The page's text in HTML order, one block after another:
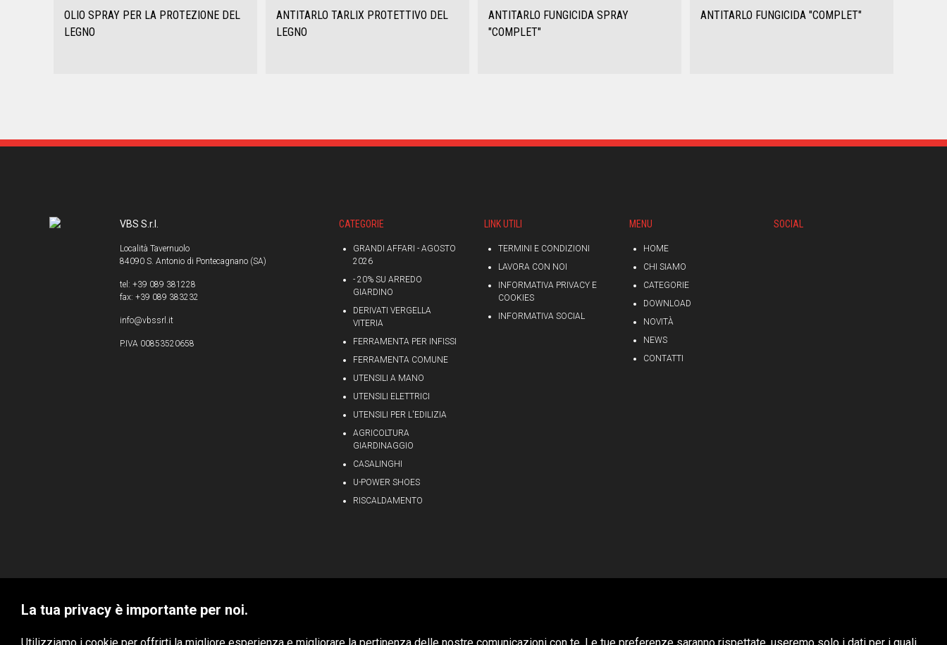
OLIO SPRAY PER LA PROTEZIONE DEL
LEGNO
ANTITARLO TARLIX PROTETTIVO DEL
LEGNO
ANTITARLO FUNGICIDA SPRAY
"COMPLET"
ANTITARLO FUNGICIDA "COMPLET"
VBS S.r.l.
Località Tavernuolo
84090 S. Antonio di Pontecagnano (SA)
tel: +39 089 381228
fax: +39 089 383232
info@vbssrl.it
P.IVA 00853520658
CATEGORIE
GRANDI AFFARI - AGOSTO
2026
- 20% SU ARREDO
GIARDINO
DERIVATI VERGELLA
VITERIA
FERRAMENTA PER INFISSI
FERRAMENTA COMUNE
UTENSILI A MANO
UTENSILI ELETTRICI
UTENSILI PER L'EDILIZIA
AGRICOLTURA
GIARDINAGGIO
CASALINGHI
U-POWER SHOES
RISCALDAMENTO
LINK UTILI
TERMINI E CONDIZIONI
LAVORA CON NOI
INFORMATIVA PRIVACY E
COOKIES
INFORMATIVA SOCIAL
MENU
HOME
CHI SIAMO
CATEGORIE
DOWNLOAD
NOVITÀ
NEWS
CONTATTI
SOCIAL
VBS S.r.l. © 2020 - Tutti i diritti riservati Privacy & Cookie Policy HUBITAT
La tua privacy è importante per noi.